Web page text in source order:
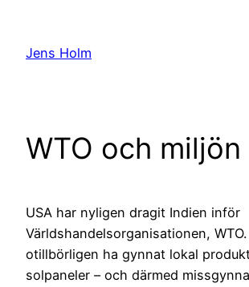
innehåll
Jens Holm
WTO och miljön
USA har nyligen dragit Indien inför
Världshandelsorganisationen,
otillbörligen ha gynnat lokal
solpaneler – och därmed